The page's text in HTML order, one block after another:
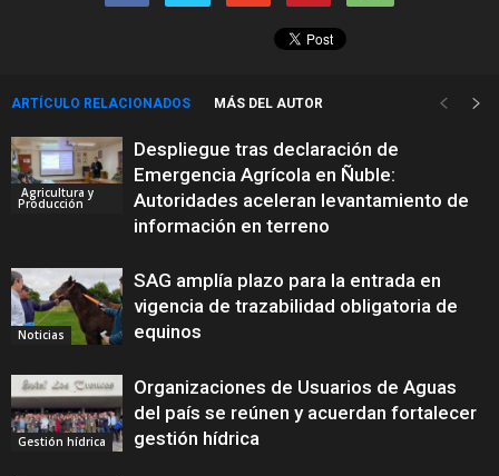
ARTÍCULO RELACIONADOS MÁS DEL AUTOR
Agricultura y
Producción
Despliegue tras declaración de
Emergencia Agrícola en Ñuble:
Autoridades aceleran levantamiento de
información en terreno
Noticias
SAG amplía plazo para la entrada en
vigencia de trazabilidad obligatoria de
equinos
Gestión hídrica
Organizaciones de Usuarios de Aguas
del país se reúnen y acuerdan fortalecer
gestión hídrica